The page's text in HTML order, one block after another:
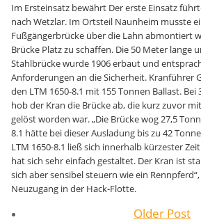
Im Ersteinsatz bewährt Der erste Einsatz
nach Wetzlar. Im Ortsteil Naunheim musste
Fußgängerbrücke über die Lahn abmontiert
Brücke Platz zu schaffen. Die 50 Meter lange
Stahlbrücke wurde 1906 erbaut und
Anforderungen an die Sicherheit. Kranführer
den LTM 1650-8.1 mit 155 Tonnen Ballast.
hob der Kran die Brücke ab, die kurz zuvor
gelöst worden war. „Die Brücke wog 27,5
8.1 hätte bei dieser Ausladung bis zu 42
LTM 1650-8.1 ließ sich innerhalb kürzester
hat sich sehr einfach gestaltet. Der Kran ist
sich aber sensibel steuern wie ein
Neuzugang in der Hack-Flotte.
Older Post